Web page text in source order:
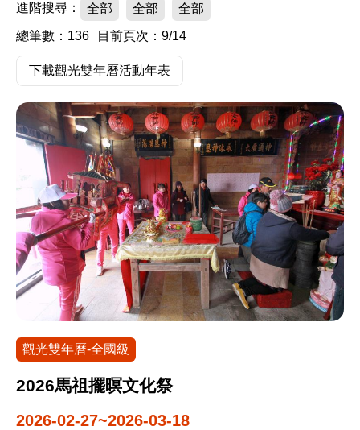
進階搜尋： 全部 全部
全部
總筆數：136
目前頁次：9/14
下載觀光雙年曆活動年表
觀光雙年曆-全國級
2026馬祖擺暝文化祭
2026-02-27~2026-03-18